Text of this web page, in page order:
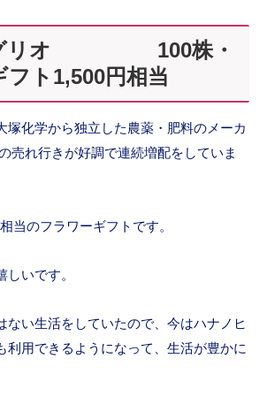
グリオ 100株・
フト1,500円相当
塚化学から独立した農薬・肥料のメーカ
売れ行きが好調で連続増配をしていま
当のフラワーギフトです。
いです。
ない生活をしていたので、今はハナノヒ
利用できるようになって、生活が豊かに